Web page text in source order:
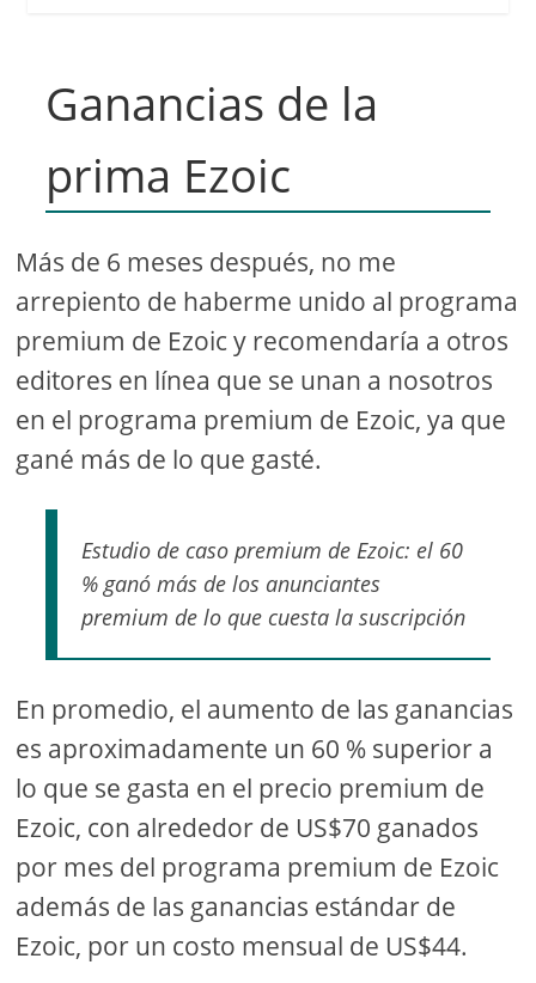
Ganancias de la
prima Ezoic
Más de 6 meses después, no me
arrepiento de haberme unido al programa
premium de Ezoic y recomendaría a otros
editores en línea que se unan a nosotros
en el programa premium de Ezoic, ya que
gané más de lo que gasté.
Estudio de caso premium de Ezoic: el 60
% ganó más de los anunciantes
premium de lo que cuesta la suscripción
En promedio, el aumento de las ganancias
es aproximadamente un 60 % superior a
lo que se gasta en el precio premium de
Ezoic, con alrededor de US$70 ganados
por mes del programa premium de Ezoic
además de las ganancias estándar de
Ezoic, por un costo mensual de US$44.